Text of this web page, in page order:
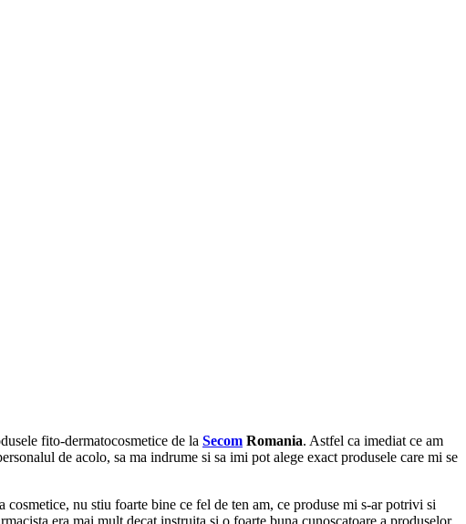
fito-dermatocosmetice de la Secom Romania. Astfel ca imediat ce am
de acolo, sa ma indrume si sa imi pot alege exact produsele care mi se
nu stiu foarte bine ce fel de ten am, ce produse mi s-ar potrivi si
era mai mult decat instruita si o foarte buna cunoscatoare a produselor.